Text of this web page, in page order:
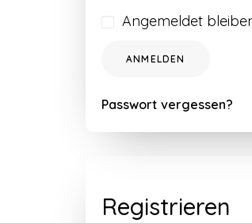
Angemeldet
ANMELDEN
Passwort vergessen?
Registrieren